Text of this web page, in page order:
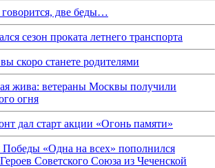
две беды…
сезон проката летнего транспорта
скоро станете родителями
жива: ветераны Москвы получили
огня
дал старт акции «Огонь памяти»
«Одна на всех» пополнился
Советского Союза из Чеченской